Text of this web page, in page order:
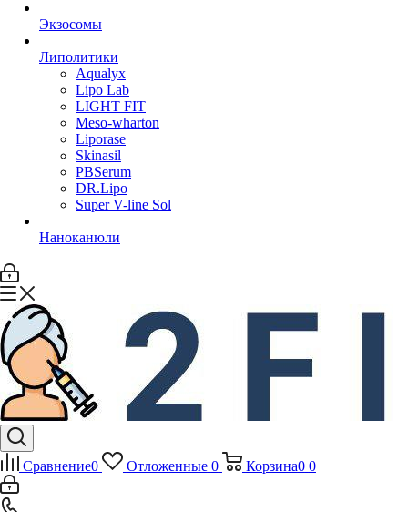
Экзосомы
Липолитики
Aqualyx
Lipo Lab
LIGHT FIT
Meso-wharton
Liporase
Skinasil
PBSerum
DR.Lipo
Super V-line Sol
Наноканюли
Сравнение0 Отложенные 0 Корзина0 0